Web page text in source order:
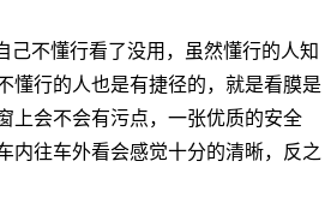
己不懂行看了没用，虽然懂行的人知
懂行的人也是有捷径的，就是看膜是
上会不会有污点，一张优质的安全
内往车外看会感觉十分的清晰，反之